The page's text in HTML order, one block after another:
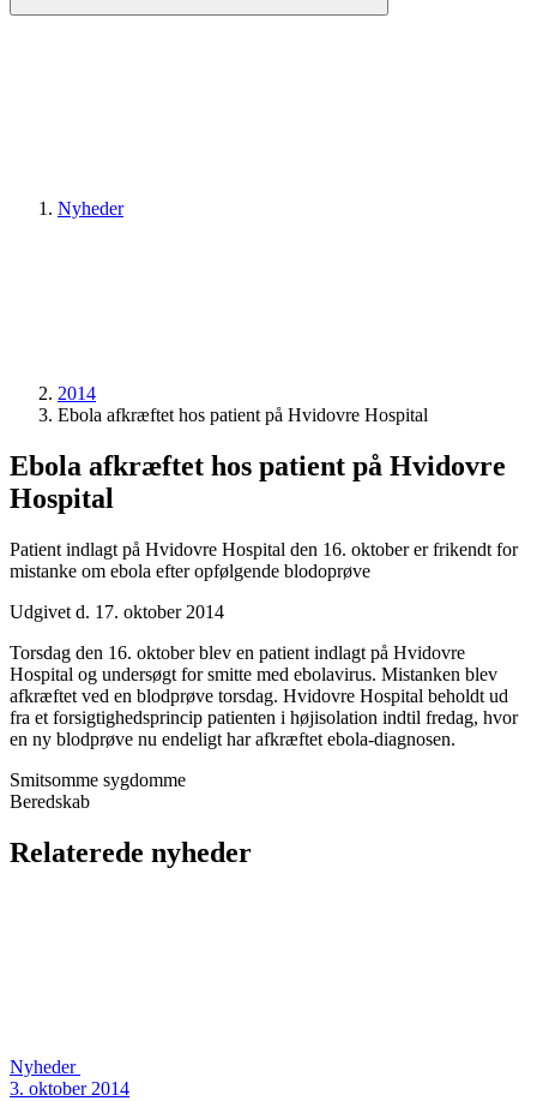
Nyheder
2014
Ebola afkræftet hos patient på Hvidovre Hospital
Ebola afkræftet hos patient på Hvidovre
Hospital
Patient indlagt på Hvidovre Hospital den 16. oktober er frikendt for
mistanke om ebola efter opfølgende blodoprøve
Udgivet d. 17. oktober 2014
Torsdag den 16. oktober blev en patient indlagt på Hvidovre
Hospital og undersøgt for smitte med ebolavirus. Mistanken blev
afkræftet ved en blodprøve torsdag. Hvidovre Hospital beholdt ud
fra et forsigtighedsprincip patienten i højisolation indtil fredag, hvor
en ny blodprøve nu endeligt har afkræftet ebola-diagnosen.
Smitsomme sygdomme
Beredskab
Relaterede nyheder
Nyheder
3. oktober 2014